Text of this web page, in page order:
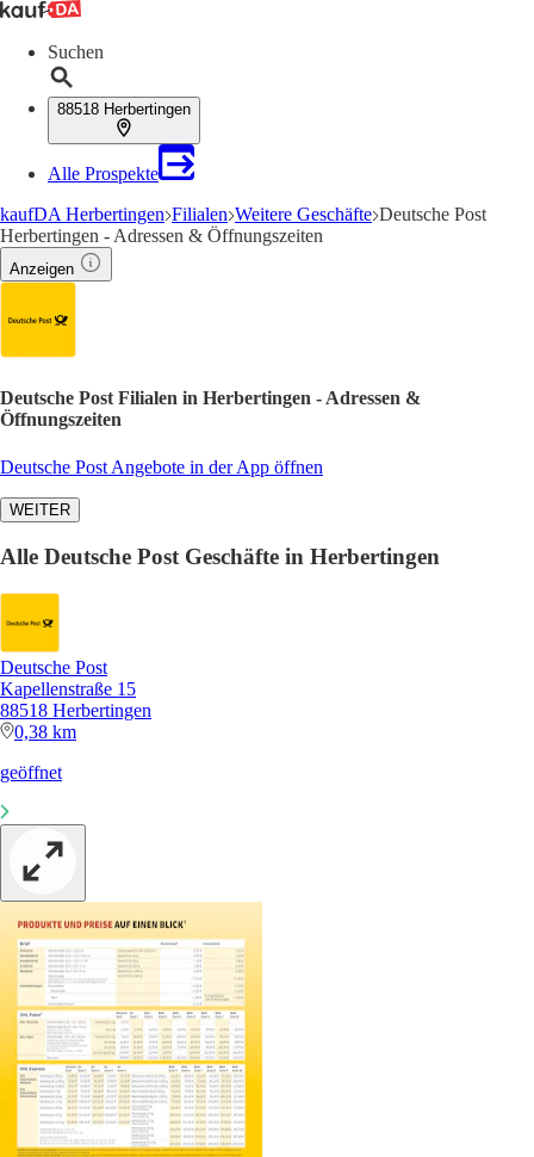
Suchen
88518 Herbertingen
Alle Prospekte
kaufDA Herbertingen Filialen Weitere Geschäfte Deutsche Post
Herbertingen - Adressen & Öffnungszeiten
Anzeigen
Deutsche Post Filialen in Herbertingen - Adressen &
Öffnungszeiten
Deutsche Post Angebote in der App öffnen
WEITER
Alle Deutsche Post Geschäfte in Herbertingen
Deutsche Post
Kapellenstraße 15
88518 Herbertingen
0,38 km
geöffnet